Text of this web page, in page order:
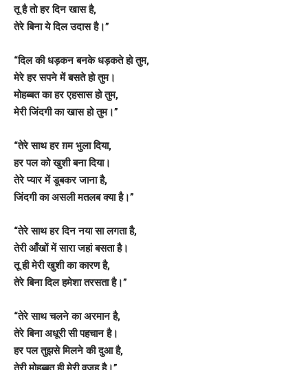
तू है तो हर दिन खास है,
तेरे बिना ये दिल उदास है।”
“दिल की धड़कन बनके धड़कते हो तुम,
मेरे हर सपने में बसते हो तुम।
मोहब्बत का हर एहसास हो तुम,
मेरी जिंदगी का खास हो तुम।”
“तेरे साथ हर ग़म भुला दिया,
हर पल को खुशी बना दिया।
तेरे प्यार में डूबकर जाना है,
जिंदगी का असली मतलब क्या है।”
“तेरे साथ हर दिन नया सा लगता है,
तेरी आँखों में सारा जहां बसता है।
तू ही मेरी खुशी का कारण है,
तेरे बिना दिल हमेशा तरसता है।”
“तेरे साथ चलने का अरमान है,
तेरे बिना अधूरी सी पहचान है।
हर पल तुझसे मिलने की दुआ है,